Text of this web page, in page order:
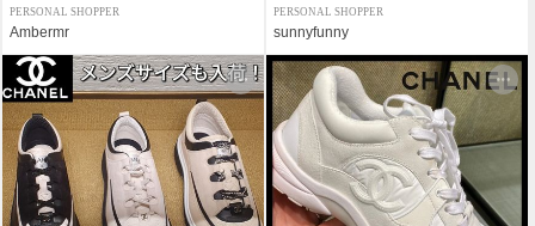
PERSONAL SHOPPER
Ambermr
PERSONAL SHOPPER
sunnyfunny